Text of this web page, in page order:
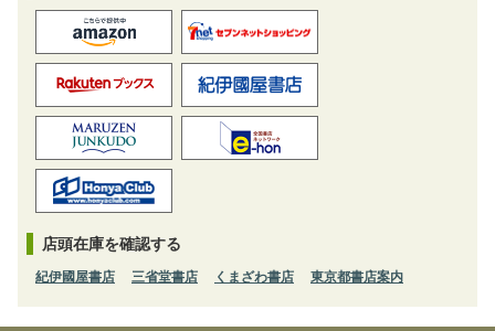
店頭在庫を確認する
紀伊國屋書店 三省堂書店 くまざわ書店 東京都書店案内